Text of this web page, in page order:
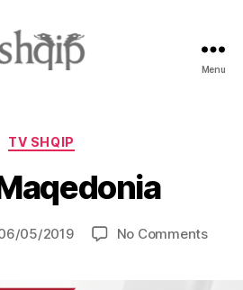
Menu
Categories
TV SHQIP
05/2019 No Commentson